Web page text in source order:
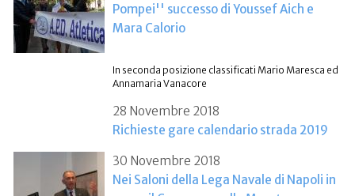
Pompei'' successo di Youssef Aich e
Mara Calorio
In seconda posizione classificati Mario Maresca ed
Annamaria Vanacore
28 Novembre 2018
Richieste gare calendario strada 2019
30 Novembre 2018
Nei Saloni della Lega Navale di Napoli in